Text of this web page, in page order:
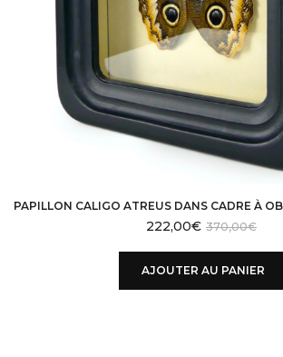
370,00€
222,00€
AJOUTER AU PANIER